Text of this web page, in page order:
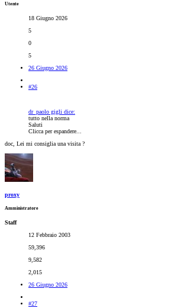
Utente
18 Giugno 2026
5
0
5
26 Giugno 2026
#26
dr_paolo gigli dice:
tutto nella norma
Saluti
Clicca per espandere...
doc, Lei mi consiglia una visita ?
proxy
Amministratore
Staff
12 Febbraio 2003
59,396
9,582
2,015
26 Giugno 2026
#27